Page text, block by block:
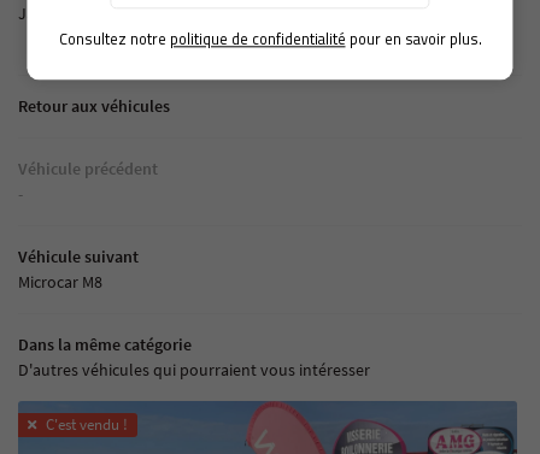
Consultez notre politique de confidentialité pour en savoir plus.
CONTACT
Jantes alu
Retour aux véhicules
Véhicule précédent
-
Véhicule suivant
Microcar M8
Dans la même catégorie
D'autres véhicules qui pourraient vous intéresser
 C'est vendu !